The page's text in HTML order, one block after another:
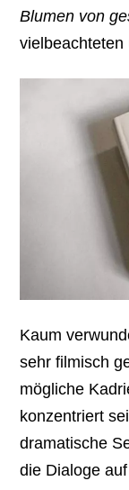
Blumen von
Kaum
sehr filmisch
mögliche
konzentriert
dramatische
die Dialoge